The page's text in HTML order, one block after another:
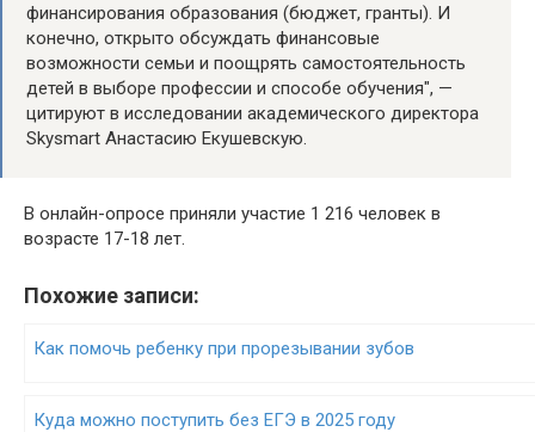
финансирования образования (бюджет, гранты). И
конечно, открыто обсуждать финансовые
возможности семьи и поощрять самостоятельность
детей в выборе профессии и способе обучения", —
цитируют в исследовании академического директора
Skysmart Анастасию Екушевскую.
В онлайн-опросе приняли участие 1 216 человек в
возрасте 17-18 лет.
Похожие записи:
Как помочь ребенку при прорезывании зубов
Куда можно поступить без ЕГЭ в 2025 году